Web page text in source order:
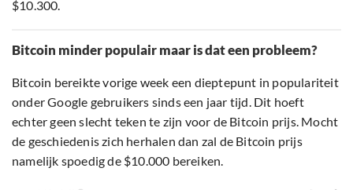
$10.300.
Bitcoin minder populair maar is dat een probleem?
Bitcoin bereikte vorige week een dieptepunt in populariteit
onder Google gebruikers sinds een jaar tijd. Dit hoeft
echter geen slecht teken te zijn voor de Bitcoin prijs. Mocht
de geschiedenis zich herhalen dan zal de Bitcoin prijs
namelijk spoedig de $10.000 bereiken.